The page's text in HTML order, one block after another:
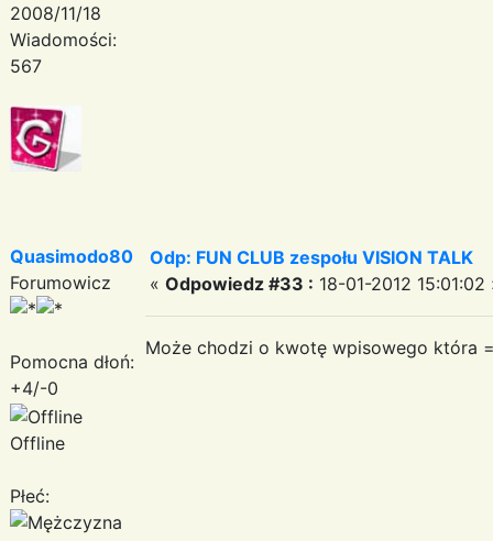
2008/11/18
Wiadomości:
567
Quasimodo80
Forumowicz
Pomocna dłoń:
+4/-0
Offline
Płeć:
Odp: FUN CLUB zespołu VISION TALK
« Odpowiedz #33 : 18-01-2012 15:01:02
Może chodzi o kwotę wpisowego która